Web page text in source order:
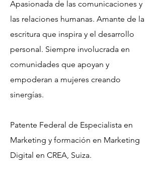
Apasionada de las comunicaciones y
las relaciones humanas. Amante de la
escritura que inspira y el desarrollo
personal. Siempre involucrada en
comunidades que apoyan y
empoderan a mujeres creando
sinergías.
Patente Federal de Especialista en
Marketing y formación en Marketing
Digital en CREA, Suiza.